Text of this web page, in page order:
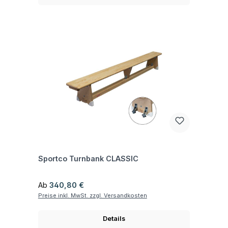
Sportco Turnbank CLASSIC
Regulärer Preis:
Ab 340,80 €
Preise inkl. MwSt. zzgl. Versandkosten
Details